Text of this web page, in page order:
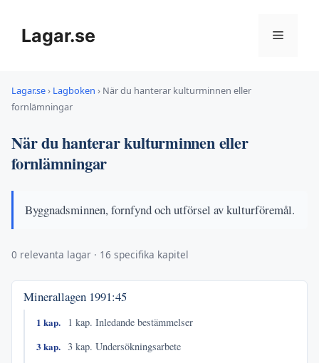
innehållLagar.se Meny
Lagar.se› Lagboken › När du hanterar kulturminnen eller
fornlämningar
När du hanterar kulturminnen eller
fornlämningar
Byggnadsminnen, fornfynd och utförsel av kulturföremål.
0 relevanta lagar · 16 specifika kapitel
Minerallagen 1991:45
1 kap.
1 kap. Inledande bestämmelser
3 kap. 3 kap. Undersökningsarbete